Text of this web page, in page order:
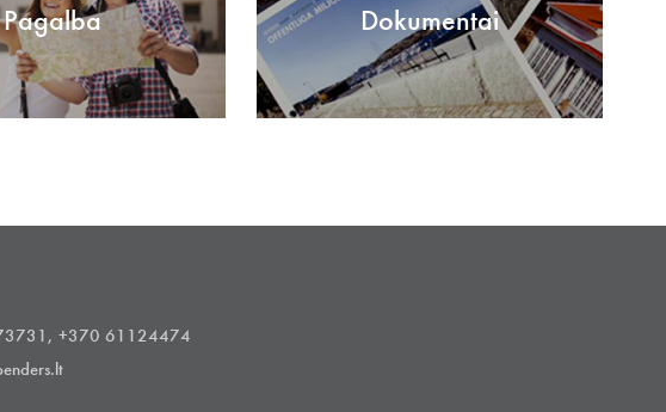
Pagalba Dokumentai
+370 61124474